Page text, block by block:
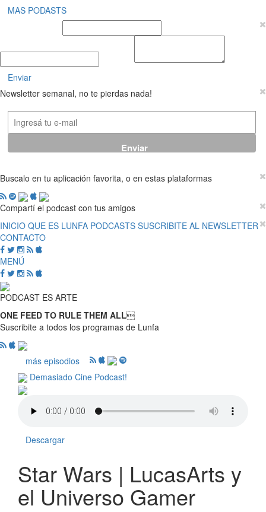
MAS PODASTS
Enviar
Newsletter semanal, no te pierdas nada!
Buscalo en tu aplicación favorita, o en estas plataformas
Compartí el podcast con tus amigos
INICIO QUE ES LUNFA PODCASTS SUSCRIBITE AL NEWSLETTER
CONTACTO
MENÚ
PODCAST ES ARTE
ONE FEED TO RULE THEM ALL
Suscribite a todos los programas de Lunfa
más episodios
Demasiado Cine Podcast!
Descargar
Star Wars | LucasArts y
el Universo Gamer